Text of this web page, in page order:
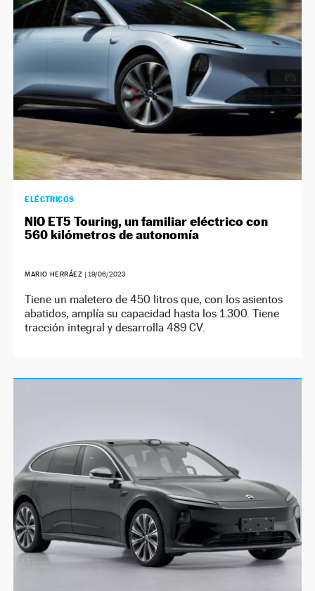
NEWSLETTER
ELÉCTRICOS
NIO ET5 Touring, un familiar eléctrico con
560 kilómetros de autonomía
MARIO HERRÁEZ | 19/06/2023
Tiene un maletero de 450 litros que, con los asientos
abatidos, amplía su capacidad hasta los 1.300. Tiene
tracción integral y desarrolla 489 CV.